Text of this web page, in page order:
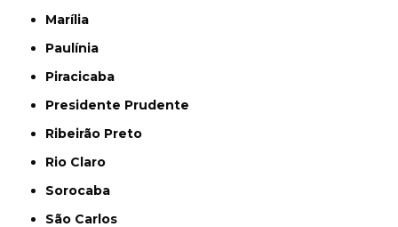
Marília
Paulínia
Piracicaba
Presidente Prudente
Ribeirão Preto
Rio Claro
Sorocaba
São Carlos